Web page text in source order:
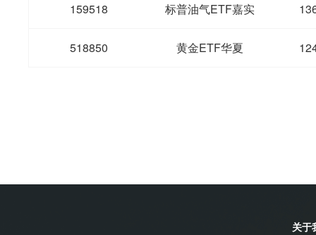
159518 标普油气ETF嘉实
518850 黄金ETF华夏
关于